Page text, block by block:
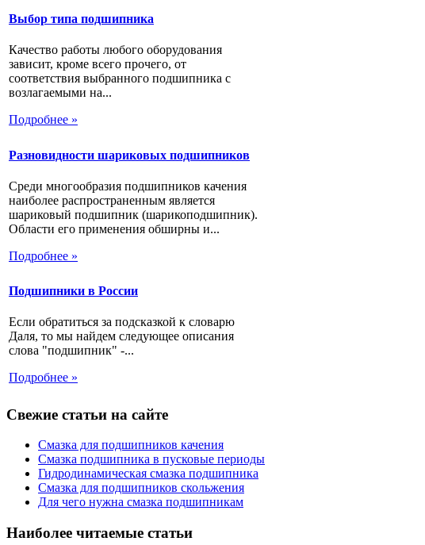
Выбор типа подшипника
Качество работы любого оборудования
зависит, кроме всего прочего, от
соответствия выбранного подшипника с
возлагаемыми на...
Подробнее »
Разновидности шариковых подшипников
Среди многообразия подшипников качения
наиболее распространенным является
шариковый подшипник (шарикоподшипник).
Области его применения обширны и...
Подробнее »
Подшипники в России
Если обратиться за подсказкой к словарю
Даля, то мы найдем следующее описания
слова "подшипник" -...
Подробнее »
Свежие статьи на сайте
Смазка для подшипников качения
Смазка подшипника в пусковые периоды
Гидродинамическая смазка подшипника
Смазка для подшипников скольжения
Для чего нужна смазка подшипникам
Наиболее читаемые статьи